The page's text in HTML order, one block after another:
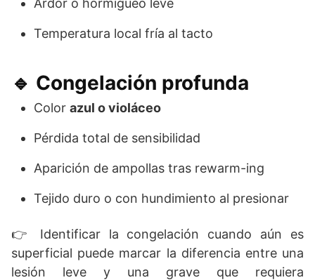
Ardor o hormigueo leve
Temperatura local fría al tacto
🔹 Congelación profunda
Color azul o violáceo
Pérdida total de sensibilidad
Aparición de ampollas tras rewarm-ing
Tejido duro o con hundimiento al presionar
👉 Identificar la congelación cuando aún es
superficial puede marcar la diferencia entre una
lesión leve y una grave que requiera